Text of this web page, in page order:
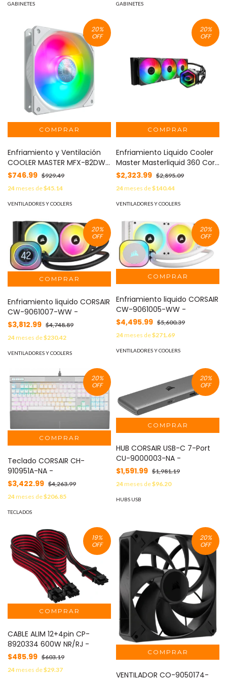
GABINETES GABINETES
20%
OFF
Enfriamiento y Ventilación
COOLER MASTER MFX-B2DW-
253P2-R2 - Blanco,
Ventilador, 27dBA, 1800 RPM
$746.99 $929.49
24meses de$45.14
VENTILADORES Y COOLERS
20%
OFF
Enfriamiento Liquido Cooler
Master Masterliquid 360 Core
II ARGB (MLW-D36M-A18PA-
R1)Socket Intel LGA
1851/1700/1200/1151/1150/1156
AMD AM5/AM4/AM3+/AM3 -
$2,323.99 $2,895.09
24meses de$140.44
VENTILADORES Y COOLERS
20%
OFF
Enfriamiento liquido CORSAIR
CW-9061007-WW -
$3,812.99 $4,748.89
24meses de$230.42
VENTILADORES Y COOLERS
20%
OFF
Enfriamiento liquido CORSAIR
CW-9061005-WW -
$4,495.99 $5,600.39
24meses de$271.69
VENTILADORES Y COOLERS
20%
OFF
Teclado CORSAIR CH-
910951A-NA -
$3,422.99 $4,263.99
24meses de$206.85
TECLADOS
20%
OFF
HUB CORSAIR USB-C 7-Port
CU-9000003-NA -
$1,591.99 $1,981.19
24meses de$96.20
HUBS USB
19%
OFF
CABLE ALIM 12+4pin CP-
8920334 600W NR/RJ -
$485.99 $603.19
24meses de$29.37
20%
OFF
VENTILADOR CO-9050174-